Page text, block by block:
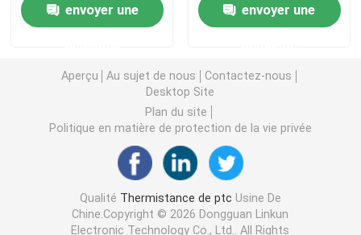
Thermistance de SMD NTC
Le thermistore NTC de puissance
Capteur de température de NTC
Varistance CMS
envoyer une
envoyer une
Aperçu Au sujet de nous
Contactez-nous
Desktop Site
Plan du site
Politique en matière de protection de la vie privée
Qualité Thermistance de ptc Usine De
Chine.Copyright © 2026 Dongguan Linkun
Electronic Technology Co., Ltd.. All Rights